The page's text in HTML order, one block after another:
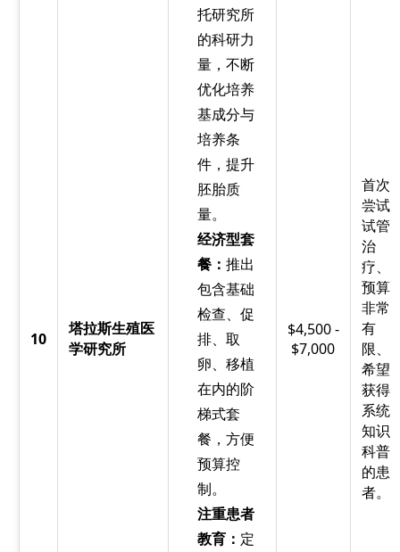
10
塔拉斯生殖医
学研究所
托研究所
的科研力
量，不断
优化培养
基成分与
培养条
件，提升
胚胎质
量。
经济型套
餐： 推出
包含基础
检查、促
排、取
卵、移植
在内的阶
梯式套
餐，方便
预算控
制。
注重患者
教育： 定
$4,500 -
$7,000
首次
尝试
试管
治
疗、
预算
非常
有
限、
希望
获得
系统
知识
科普
的患
者。